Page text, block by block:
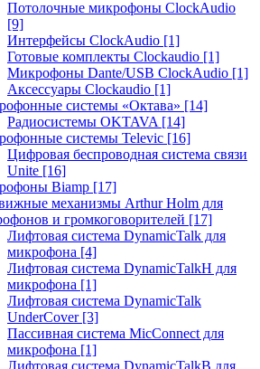
Потолочные микрофоны ClockAudio
[9]
Интерфейсы ClockAudio [1]
Готовые комплекты Clockaudio [1]
Микрофоны Dante/USB ClockAudio [1]
Аксессуары Clockaudio [1]
системы «Октава» [14]
Радиосистемы OKTAVA [14]
системы Televic [16]
Цифровая беспроводная система связи
Unite [16]
Biamp [17]
механизмы Arthur Holm для
и громкоговорителей [17]
Лифтовая система DynamicTalk для
микрофона [4]
Лифтовая система DynamicTalkH для
микрофона [1]
Лифтовая система DynamicTalk
UnderCover [3]
Пассивная система MicConnect для
микрофона [1]
Лифтовая система DynamicTalkB для